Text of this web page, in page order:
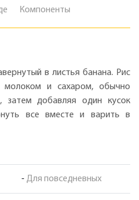
Компоненты
в листья банана. Рис
молоком и сахаром, обычно
затем добавляя один кусок
все вместе и варить в
- Для повседневных